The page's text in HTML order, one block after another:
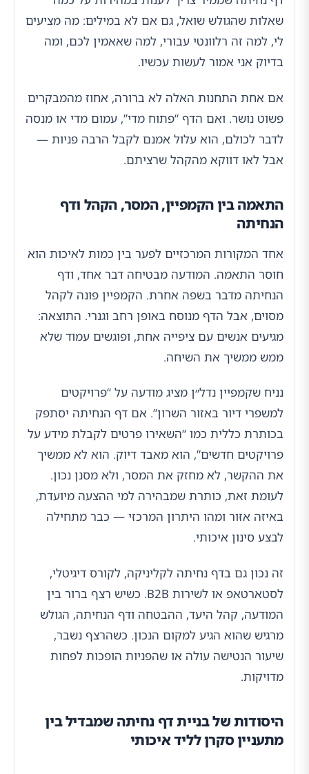
שאלות שהגולש שואל, גם אם לא במילים: מה מציעים
לי, למה זה רלוונטי עבורי, למה שאאמין לכם, ומה
בדיוק אני אמור לעשות עכשיו.
אם אחת התחנות האלה לא ברורה, אחוז מהמבקרים
פשוט נושר. ואם הדף “פתוח מדי”, עמום מדי או מנסה
לדבר לכולם, הוא עלול אמנם לקבל הרבה פניות —
אבל לאו דווקא מהקהל שרציתם.
התאמה בין הקמפיין, המסר, הקהל ודף
הנחיתה
אחד המקורות המרכזיים לפער בין כמות לאיכות הוא
חוסר התאמה. המודעה מבטיחה דבר אחד, ודף
הנחיתה מדבר בשפה אחרת. הקמפיין פונה לקהל
מסוים, אבל הדף מנוסח באופן רחב וגנרי. התוצאה:
מגיעים אנשים עם ציפייה אחת, ופוגשים עמוד שלא
ממש ממשיך את השיחה.
נניח שקמפיין נדל״ן מציג מודעה על “פרויקטים
למשפרי דיור באזור השרון”. אם דף הנחיתה יסתפק
בכותרת כללית כמו “השאירו פרטים לקבלת מידע על
פרויקטים חדשים”, הוא מאבד דיוק. הוא לא ממשיך
את ההקשר, לא מחזק את המסר, ולא מסנן נכון.
לעומת זאת, כותרת שמבהירה למי ההצעה מיועדת,
באיזה אזור ומהו היתרון המרכזי — כבר מתחילה
לבצע סינון איכותי.
זה נכון גם בדף נחיתה לקליניקה, לקורס דיגיטלי,
לסטארטאפ או לשירות B2B. כשיש רצף ברור בין
המודעה, קהל היעד, ההבטחה ודף הנחיתה, הגולש
מרגיש שהוא הגיע למקום הנכון. כשהרצף נשבר,
שיעור הנטישה עולה או שהפניות הופכות לפחות
מדויקות.
היסודות של בניית דף נחיתה שמבדיל בין
מתעניין סקרן לליד איכותי